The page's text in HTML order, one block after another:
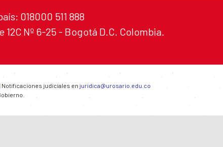
018000 511 888
Nº 6-25 - Bogotá D.C. Colombia.
| Notificaciones judiciales en juridica@urosario.edu.co